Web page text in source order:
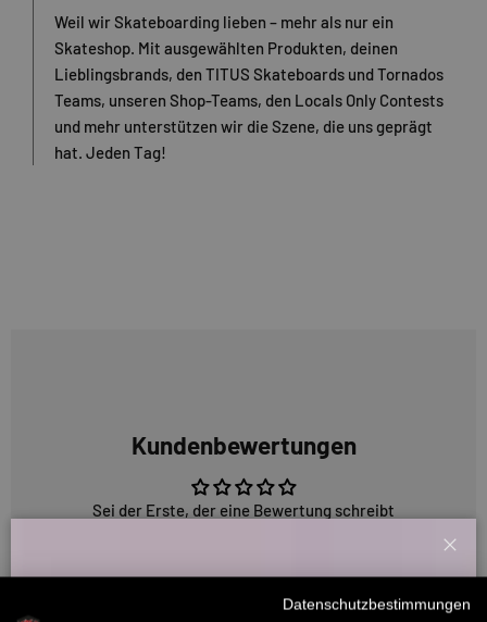
Weil wir Skateboarding lieben – mehr als nur ein
Skateshop. Mit ausgewählten Produkten, deinen
Lieblingsbrands, den TITUS Skateboards und Tornados
Teams, unseren Shop-Teams, den Locals Only Contests
und mehr unterstützen wir die Szene, die uns geprägt
hat. Jeden Tag!
Kundenbewertungen
Sei der Erste, der eine Bewertung schreibt
5330 Bewertungen
Willkommensbonus
Datenschutzbestimmungen